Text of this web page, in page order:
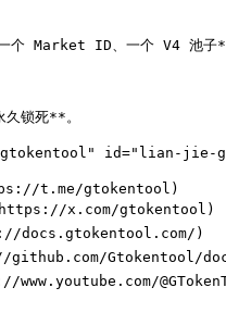
个 Market ID、一个 V4 池子
锁死**。
gtokentool" id="lian-jie-
t.me/gtokentool)
x.com/gtokentool)
docs.gtokentool.com/)
Gtokentool/